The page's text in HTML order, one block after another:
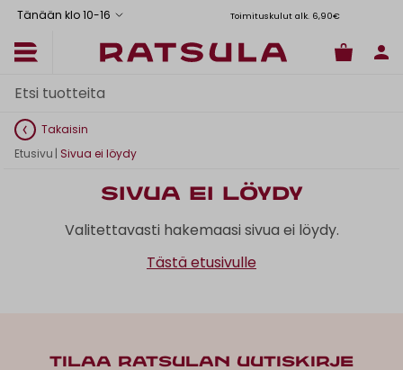
Tänään klo 10-16 Toimituskulut alk. 6,90€
Takaisin
Etusivu | Sivua ei löydy
Sivua ei löydy
Valitettavasti hakemaasi sivua ei löydy.
Tästä etusivulle
TILAA RATSULAN UUTISKIRJE